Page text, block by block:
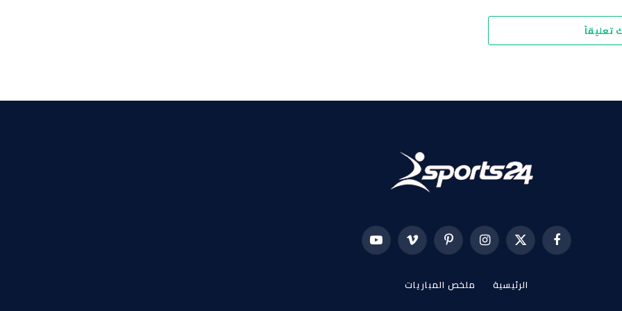
تعليقاً
فيسبوك X
(Twitter)
الانستغرامبينتيريستفيميو يوتيوب
الرئيسية ملخص المباريات